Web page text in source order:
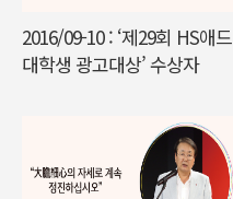
2016/09-10 : ‘제29회 HS애드
대학생 광고대상’ 수상자